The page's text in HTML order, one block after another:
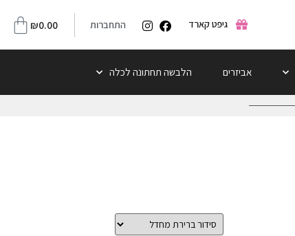
גיפט קארד התחברות ₪0.00
אביזרים הלבשה תחתונה לכלה